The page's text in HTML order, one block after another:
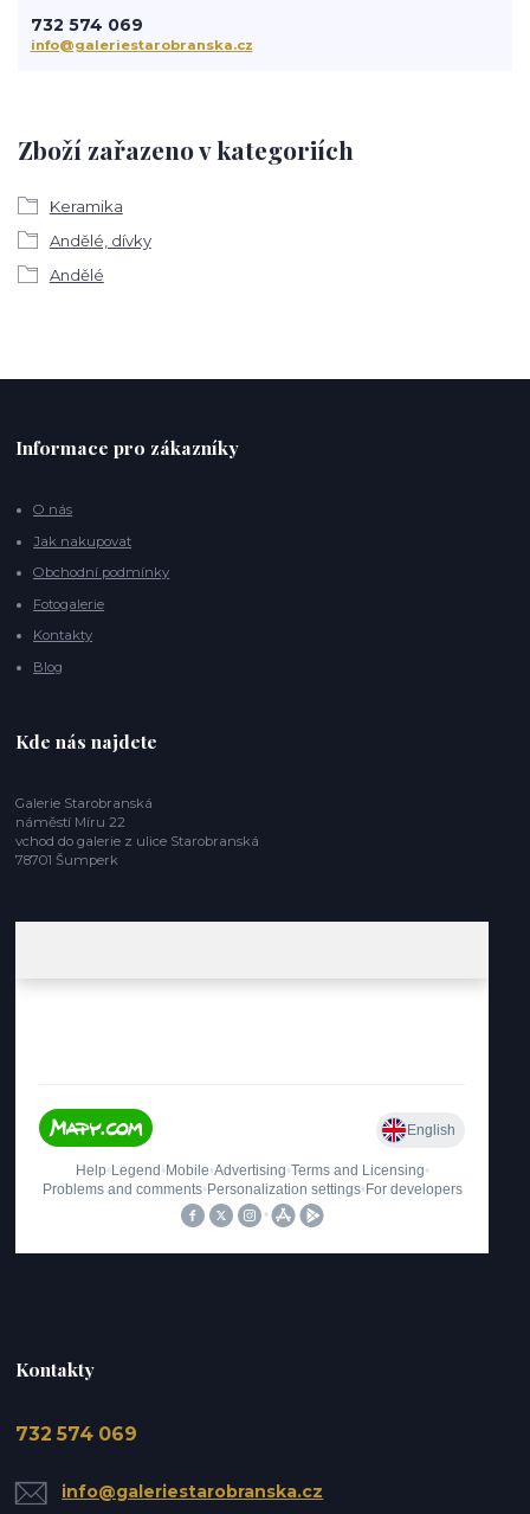
Zboží zařazeno v kategoriích
Keramika
Andělé, dívky
Andělé
732 574 069
info@galeriestarobranska.cz
Informace pro zákazníky
O nás
Jak nakupovat
Obchodní podmínky
Fotogalerie
Kontakty
Blog
Kde nás najdete
Galerie Starobranská
náměstí Míru 22
vchod do galerie z ulice Starobranská
78701 Šumperk
Kontakty
732 574 069
info@galeriestarobranska.cz